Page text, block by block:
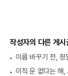
작성자의 다른 게시
이름 바꾸기 전, 정
이직 운 없다는 해